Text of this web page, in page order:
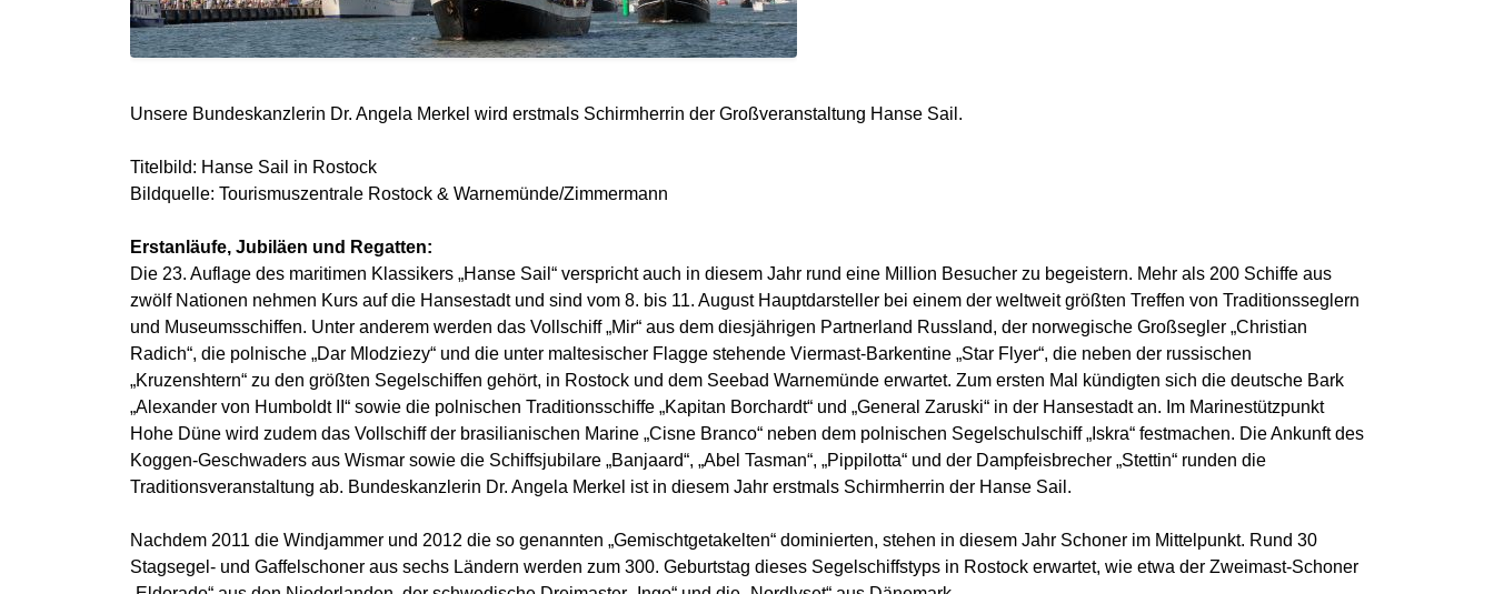
Unsere Bundeskanzlerin Dr. Angela Merkel wird erstmals Schirmherrin der Großveranstaltung Hanse Sail.
Titelbild: Hanse Sail in Rostock
Bildquelle: Tourismuszentrale Rostock & Warnemünde/Zimmermann
Erstanläufe, Jubiläen und Regatten:
Die 23. Auflage des maritimen Klassikers „Hanse Sail“ verspricht auch in diesem Jahr rund eine Million Besucher zu begeistern. Mehr als 200 Schiffe aus
zwölf Nationen nehmen Kurs auf die Hansestadt und sind vom 8. bis 11. August Hauptdarsteller bei einem der weltweit größten Treffen von Traditionsseglern
und Museumsschiffen. Unter anderem werden das Vollschiff „Mir“ aus dem diesjährigen Partnerland Russland, der norwegische Großsegler „Christian
Radich“, die polnische „Dar Mlodziezy“ und die unter maltesischer Flagge stehende Viermast-Barkentine „Star Flyer“, die neben der russischen
„Kruzenshtern“ zu den größten Segelschiffen gehört, in Rostock und dem Seebad Warnemünde erwartet. Zum ersten Mal kündigten sich die deutsche Bark
„Alexander von Humboldt II“ sowie die polnischen Traditionsschiffe „Kapitan Borchardt“ und „General Zaruski“ in der Hansestadt an. Im Marinestützpunkt
Hohe Düne wird zudem das Vollschiff der brasilianischen Marine „Cisne Branco“ neben dem polnischen Segelschulschiff „Iskra“ festmachen. Die Ankunft des
Koggen-Geschwaders aus Wismar sowie die Schiffsjubilare „Banjaard“, „Abel Tasman“, „Pippilotta“ und der Dampfeisbrecher „Stettin“ runden die
Traditionsveranstaltung ab. Bundeskanzlerin Dr. Angela Merkel ist in diesem Jahr erstmals Schirmherrin der Hanse Sail.
Nachdem 2011 die Windjammer und 2012 die so genannten „Gemischtgetakelten“ dominierten, stehen in diesem Jahr Schoner im Mittelpunkt. Rund 30
Stagsegel- und Gaffelschoner aus sechs Ländern werden zum 300. Geburtstag dieses Segelschiffstyps in Rostock erwartet, wie etwa der Zweimast-Schoner